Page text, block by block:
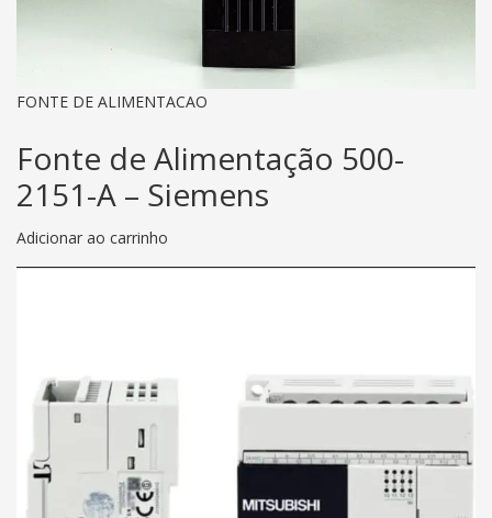
FONTE DE ALIMENTACAO
Fonte de Alimentação 500-
2151-A – Siemens
Adicionar ao carrinho